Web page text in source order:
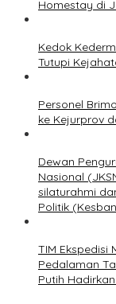
Homestay di
Kedok
Tutupi
Personel
ke Kejurprov
Dewan
Nasional
silaturahmi
Politik
TIM Ekspedisi
Pedalaman
Putih